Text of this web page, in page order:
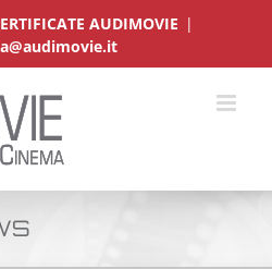
AUDIMOVIE |